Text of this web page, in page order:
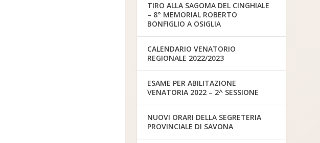
TIRO ALLA SAGOMA DEL CINGHIALE
– 8° MEMORIAL ROBERTO
BONFIGLIO A OSIGLIA
CALENDARIO VENATORIO
REGIONALE 2022/2023
ESAME PER ABILITAZIONE
VENATORIA 2022 – 2^ SESSIONE
NUOVI ORARI DELLA SEGRETERIA
PROVINCIALE DI SAVONA